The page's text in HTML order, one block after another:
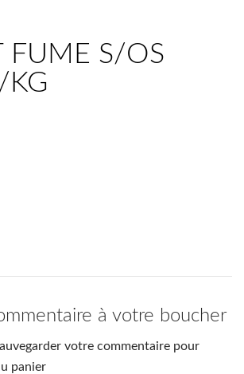
FUME S/OS
à votre boucher
votre commentaire pour
panier